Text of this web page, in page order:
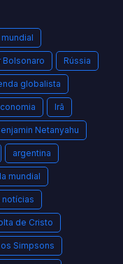
Bolsonaro Rússia
globalista
Irã
Netanyahu
argentina
mundial
notícias
de Cristo
os Simpsons